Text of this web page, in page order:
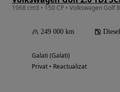
249 000 km Diesel
Galati (Galati)
Privat • Reactualizat